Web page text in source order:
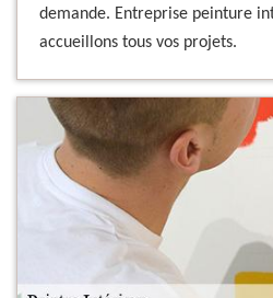
demande. Entreprise peinture
accueillons tous vos projets.